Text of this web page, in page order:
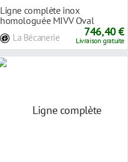
Ligne complète inox
homologuée MIVV Oval
carbone Kawasaki Versys 650
La Bécanerie 746,40 €
Livraison gratuite